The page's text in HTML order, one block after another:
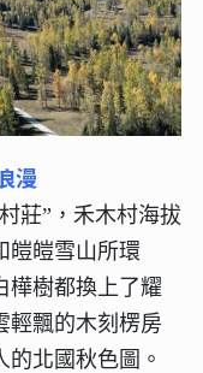
漫
莊”，禾木村海拔
皚皚雪山所環
樺樹都換上了耀
輕飄的木刻楞房
北國秋色圖。